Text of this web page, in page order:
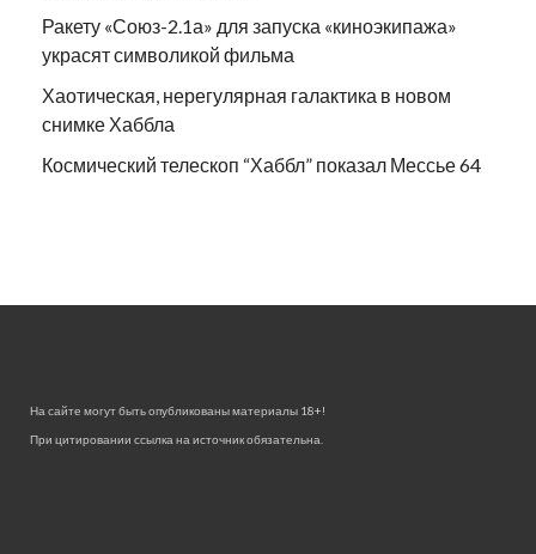
Ракету «Союз-2.1а» для запуска «киноэкипажа»
украсят символикой фильма
Хаотическая, нерегулярная галактика в новом
снимке Хаббла
Космический телескоп “Хаббл” показал Мессье 64
На сайте могут быть опубликованы материалы 18+!
При цитировании ссылка на источник обязательна.